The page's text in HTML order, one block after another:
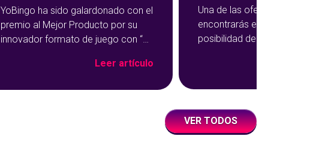
YoBingo ha sido galardonado con el
premio al Mejor Producto por su
innovador formato de juego con “El
que ha transformado la experiencia
Leer artículo
Una de las ofertas
encontrarás en YoBingo te da
posibilidad de multiplicar tus
con un giro a la semana con
premios en efectivo y
VER TODOS